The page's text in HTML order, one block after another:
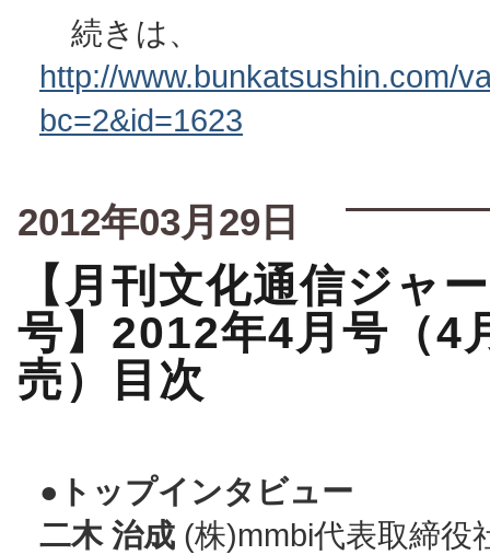
続きは、
http://www.bunkatsushin.com/
bc=2&id=1623
2012年03月29日
【月刊文化通信ジャ
号】2012年4月号（4
売）目次
●トップインタビュー
二木 治成 (株)mmbi代表取締役